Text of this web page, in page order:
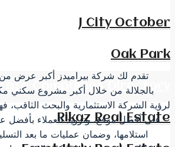
J City October
Oak Park
Companies Directory
Rikaz Real Estate
تقدم لك شركة بيراميدز أكبر عرض
بالجلالة من خلال أكبر مشروع سكني
لرؤية الشركة الاستثمارية والبحث
على أفضل موقع، وتزويد العملاء بأفضل
استلامها، وضمان عمليات ما بعد